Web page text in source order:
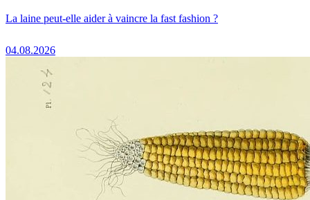
La laine peut-elle aider à vaincre la fast fashion ?
04.08.2026